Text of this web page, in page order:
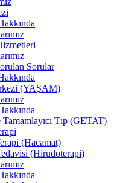
Sorular
(YAŞAM)
Tıp (GETAT)
(Hacamat)
(Hirudoterapi)